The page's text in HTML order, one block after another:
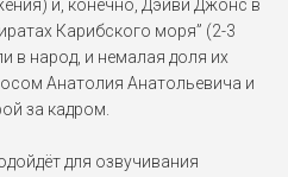
плен (2006)
Колле
и, конечно, Дэйви Джонс в
Карибского моря” (2-3
в народ, и немалая доля их
Анатолия Анатольевича и
за кадром.
для озвучивания